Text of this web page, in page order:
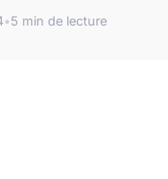
•5 min de lecture